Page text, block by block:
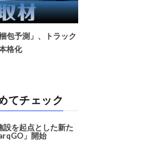
包予測」、トラック
格化
てチェック
を起点とした新た
」開始